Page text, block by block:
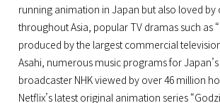
running animation in Japan but also loved by
throughout Asia, popular TV dramas such as
produced by the largest commercial
Asahi, numerous music programs for
broadcaster NHK viewed by over 46 million
Netflix’s latest original animation series